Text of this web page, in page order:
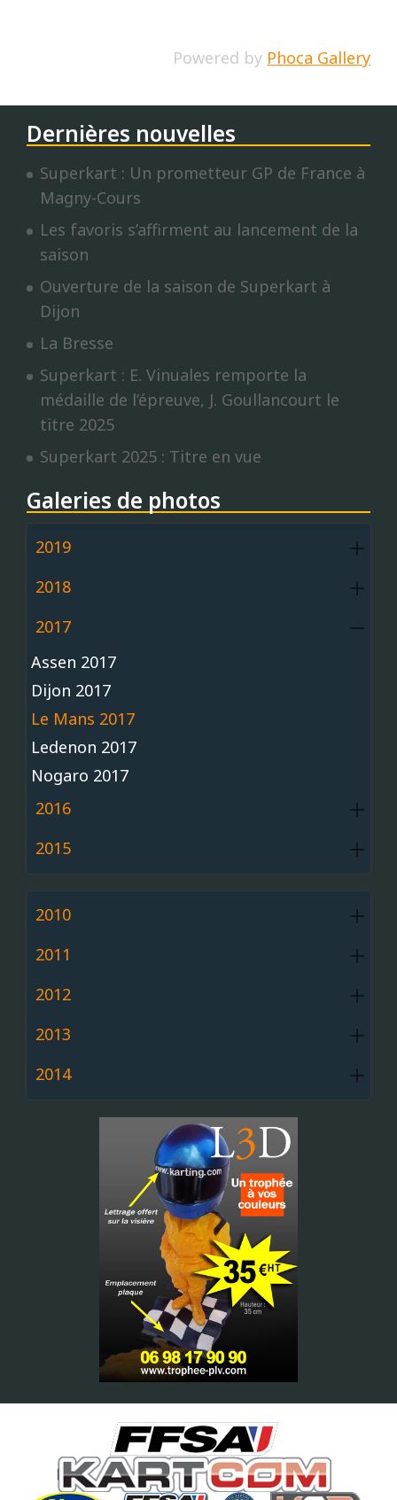
Powered by Phoca Gallery
Dernières nouvelles
Superkart : Un prometteur GP de France à
Magny-Cours
Les favoris s’affirment au lancement de la
saison
Ouverture de la saison de Superkart à
Dijon
La Bresse
Superkart : E. Vinuales remporte la
médaille de l’épreuve, J. Goullancourt le
titre 2025
Superkart 2025 : Titre en vue
Galeries de photos
2019
2018
2017
Assen 2017
Dijon 2017
Le Mans 2017
Ledenon 2017
Nogaro 2017
2016
2015
2010
2011
2012
2013
2014